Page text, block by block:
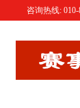
咨询热线: 010-